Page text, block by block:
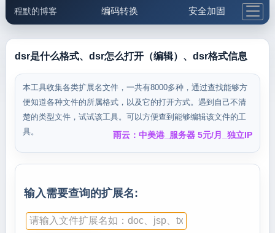
程默的博客 编码转换 安全加固
邮件工具 生活便民 更多工具
5.1支付宝大红包
dsr是什么格式、dsr怎么打开（编辑）、dsr格式信息
本工具收集各类扩展名文件，一共有8000多种，通过查找能够方
便知道各种文件的所属格式，以及它的打开方式。遇到自己不清
楚的类型文件，试试该工具。可以方便查到能够编辑该文件的工
具。
雨云：中美港_服务器 5元/月_独立IP
输入需要查询的扩展名: